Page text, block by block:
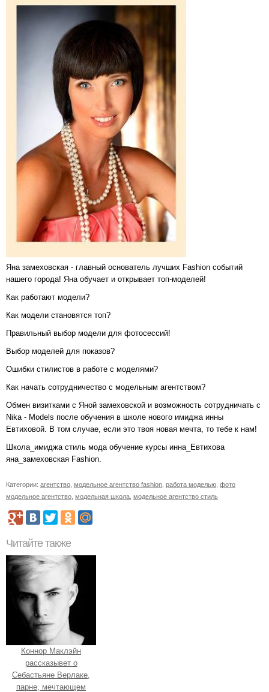
Яна замеховская - главный основатель лучших Fashion событий
нашего города! Яна обучает и открывает топ-моделей!
Как работают модели?
Как модели становятся топ?
Правильный выбор модели для фотосессий!
Выбор моделей для показов?
Ошибки стилистов в работе с моделями?
Как начать сотрудничество с модельным агентством?
Обмен визитками с Яной замеховской и возможность сотрудничать с
Nika - Models после обучения в школе нового имиджа инны
Евтиховой. В том случае, если это твоя новая мечта, то тебе к нам!
Школа_имиджа стиль мода обучение курсы инна_Евтихова
яна_замеховская Fashion.
Категории: агентство модельное агентство fashion работа моделью фото
модельное агентство модельная школа модельное агентство стиль
Читайте также
Коннор Маклэйн
рассказывет о
Себастьяне Верлаке,
парне, мечтающем